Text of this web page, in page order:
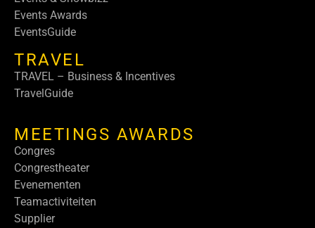
Events Awards
EventsGuide
TRAVEL
TRAVEL – Business & Incentives
TravelGuide
MEETINGS AWARDS
Congres
Congrestheater
Evenementen
Teamactiviteiten
Supplier